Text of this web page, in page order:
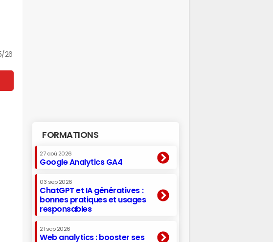
26
FORMATIONS
27 aoû 2026
Google Analytics GA4
03 sep 2026
ChatGPT et IA génératives :
bonnes pratiques et usages
responsables
21 sep 2026
Web analytics : booster ses